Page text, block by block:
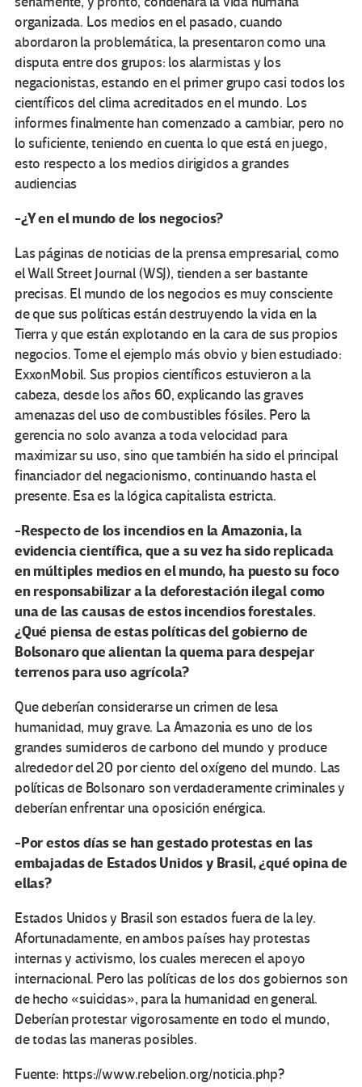
organizada. Los medios en el pasado, cuando
abordaron la problemática, la presentaron como una
disputa entre dos grupos: los alarmistas y los
negacionistas, estando en el primer grupo casi todos los
científicos del clima acreditados en el mundo. Los
informes finalmente han comenzado a cambiar, pero no
lo suficiente, teniendo en cuenta lo que está en juego,
esto respecto a los medios dirigidos a grandes
audiencias
-¿Y en el mundo de los negocios?
Las páginas de noticias de la prensa empresarial, como
el Wall Street Journal (WSJ), tienden a ser bastante
precisas. El mundo de los negocios es muy consciente
de que sus políticas están destruyendo la vida en la
Tierra y que están explotando en la cara de sus propios
negocios. Tome el ejemplo más obvio y bien estudiado:
ExxonMobil. Sus propios científicos estuvieron a la
cabeza, desde los años 60, explicando las graves
amenazas del uso de combustibles fósiles. Pero la
gerencia no solo avanza a toda velocidad para
maximizar su uso, sino que también ha sido el principal
financiador del negacionismo, continuando hasta el
presente. Esa es la lógica capitalista estricta.
-Respecto de los incendios en la Amazonia, la
evidencia científica, que a su vez ha sido replicada
en múltiples medios en el mundo, ha puesto su foco
en responsabilizar a la deforestación ilegal como
una de las causas de estos incendios forestales.
¿Qué piensa de estas políticas del gobierno de
Bolsonaro que alientan la quema para despejar
terrenos para uso agrícola?
Que deberían considerarse un crimen de lesa
humanidad, muy grave. La Amazonia es uno de los
grandes sumideros de carbono del mundo y produce
alrededor del 20 por ciento del oxígeno del mundo. Las
políticas de Bolsonaro son verdaderamente criminales y
deberían enfrentar una oposición enérgica.
-Por estos días se han gestado protestas en las
embajadas de Estados Unidos y Brasil, ¿qué opina de
ellas?
Estados Unidos y Brasil son estados fuera de la ley.
Afortunadamente, en ambos países hay protestas
internas y activismo, los cuales merecen el apoyo
internacional. Pero las políticas de los dos gobiernos son
de hecho «suicidas», para la humanidad en general.
Deberían protestar vigorosamente en todo el mundo,
de todas las maneras posibles.
Fuente: https://www.rebelion.org/noticia.php?